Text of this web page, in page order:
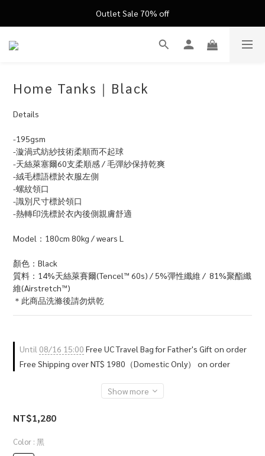
FATHER'S DAY ’26 ｜ 父親節限定盛典
Outlet Sale 70% off
FATHER'S DAY ’26 ｜ 父親節限定盛典
Home Tanks｜Black
Details
-195gsm
-漩渦式紡紗技術柔順而不起球
-天絲萊塞爾60支柔順感 / 毛彈紗保持乾爽
-絨毛標語標於衣服左側
-螺紋領口
-識別尺寸標於領口
-熱轉印洗標於衣內後側親膚舒適
Model：180cm 80kg / wears L
顏色：Black
質料：14%天絲萊賽爾(Tencel™ 60s) / 5%彈性纖維 /  81%聚酯纖
維(Airstretch™)
＊此商品洗滌後請勿烘乾
Until 08/16 15:00 Free UC Travel Bag for Father's Gift on order
Free Shipping over NT$ 1980（Domestic Only） on order
Show more
NT$1,280
Color : 黑